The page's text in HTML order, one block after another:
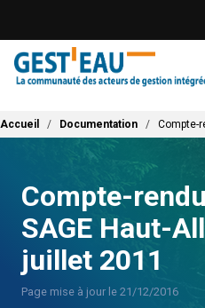
contenu
principal
Fil d'Ariane
Accueil Documentation Compte-
Compte-
SAGE Haut-
juillet 2011
Page mise à jour le 21/12/2016